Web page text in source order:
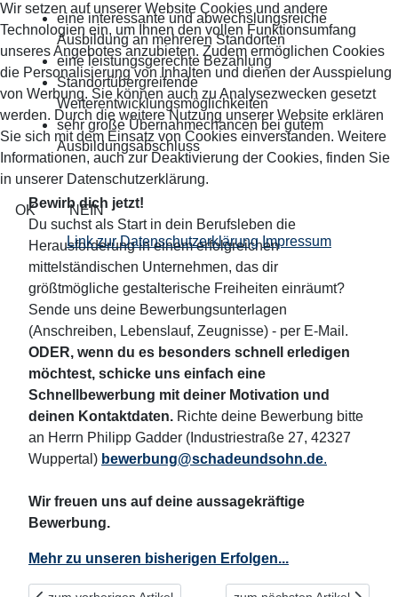
eine interessante und abwechslungsreiche
Ausbildung an mehreren Standorten
eine leistungsgerechte Bezahlung
Standortübergreifende
Weiterentwicklungsmöglichkeiten
sehr große Übernahmechancen bei gutem
Ausbildungsabschluss
Bewirb dich jetzt!
Du suchst als Start in dein Berufsleben die
Herausforderung in einem erfolgreichen
mittelständischen Unternehmen, das dir
größtmögliche gestalterische Freiheiten einräumt?
Sende uns deine Bewerbungsunterlagen
(Anschreiben, Lebenslauf, Zeugnisse) - per E-Mail.
ODER, wenn du es besonders schnell erledigen
möchtest, schicke uns einfach eine
Schnellbewerbung mit deiner Motivation und
deinen Kontaktdaten. Richte deine Bewerbung bitte
an Herrn Philipp Gadder (Industriestraße 27, 42327
Wuppertal) bewerbung@schadeundsohn.de.
Wir freuen uns auf deine aussagekräftige
Bewerbung.
Mehr zu unseren bisherigen Erfolgen...
Wir setzen auf unserer Website Cookies und andere
Technologien ein, um Ihnen den vollen Funktionsumfang
unseres Angebotes anzubieten. Zudem ermöglichen Cookies
die Personalisierung von Inhalten und dienen der Ausspielung
von Werbung. Sie können auch zu Analysezwecken gesetzt
werden. Durch die weitere Nutzung unserer Website erklären
Sie sich mit dem Einsatz von Cookies einverstanden. Weitere
Informationen, auch zur Deaktivierung der Cookies, finden Sie
in unserer Datenschutzerklärung.
OK NEIN
Link zur Datenschutzerklärung Impressum